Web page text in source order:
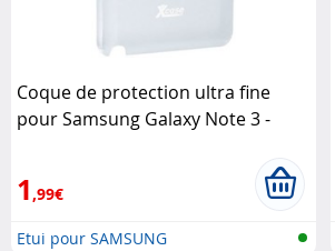
Coque de protection ultra fine
pour Samsung Galaxy Note 3 -
1,99€
Etui pour SAMSUNG